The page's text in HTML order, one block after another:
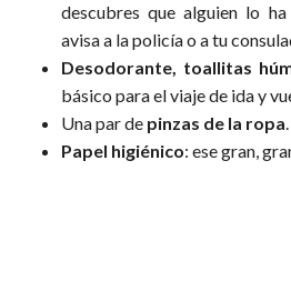
descubres que alguien lo
avisa a la policía o a tu
Desodorante, toallitas
básico para el viaje de ida y
Una par de pinzas de la ropa.
Papel higiénico: ese gran,